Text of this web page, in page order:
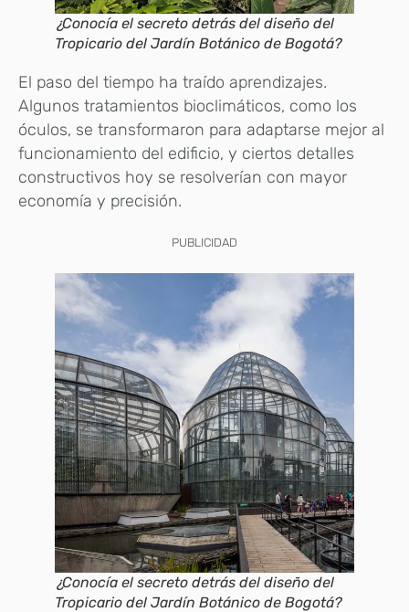
¿Conocía el secreto detrás del diseño del
Tropicario del Jardín Botánico de Bogotá?
El paso del tiempo ha traído aprendizajes.
Algunos tratamientos bioclimáticos, como los
óculos, se transformaron para adaptarse mejor al
funcionamiento del edificio, y ciertos detalles
constructivos hoy se resolverían con mayor
economía y precisión.
PUBLICIDAD
¿Conocía el secreto detrás del diseño del
Tropicario del Jardín Botánico de Bogotá?